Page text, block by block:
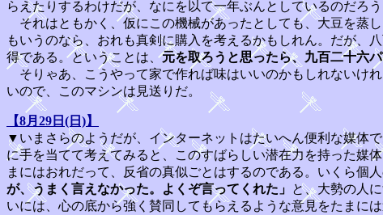
らえたりするわけだが、なにを以て一年ぶんとしているのだろ
それはともかく、仮にこの機械があったとしても、大豆を蒸
もいうのなら、おれも真剣に購入を考えるかもしれん。だが、
得である。ということは、元を取ろうと思ったら、九百二十六
そりゃあ、こうやって家で作れば味はいいのかもしれないけ
いので、このマシンは見送りだ。
【8月29日(日)】
▼いまさらのようだが、インターネットはたいへん便利な媒体
に手を当てて考えてみると、このすばらしい潜在力を持った媒
まにはおれだって、反省の真似ごとはするのである。いくら個
が、うまく言えなかった。よくぞ言ってくれた」 と、大勢の人
いには、心の底から強く賛同してもらえるような意見をたまに